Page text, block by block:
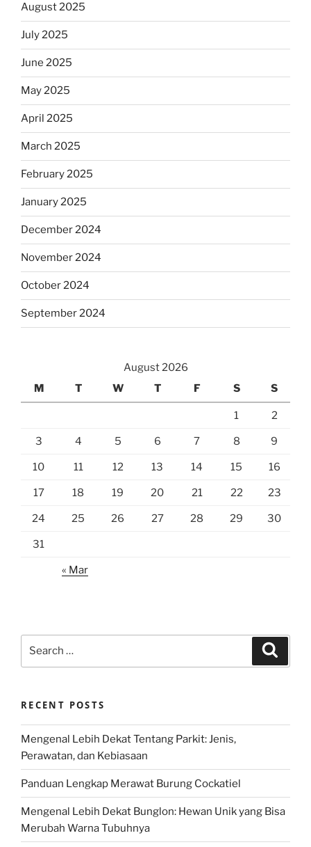
August 2025
July 2025
June 2025
May 2025
April 2025
March 2025
February 2025
January 2025
December 2024
November 2024
October 2024
September 2024
August 2026
M
T W T F S S
1 2
3 4 5 6 7 8 9
10 11 12 13 14 15 16
17 18 19 20 21 22 23
24 25 26 27 28 29 30
31
« Mar
RECENT POSTS
Mengenal Lebih Dekat Tentang Parkit: Jenis,
Perawatan, dan Kebiasaan
Panduan Lengkap Merawat Burung Cockatiel
Mengenal Lebih Dekat Bunglon: Hewan Unik yang Bisa
Merubah Warna Tubuhnya